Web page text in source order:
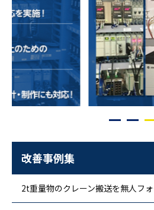
改善事例集
2t重量物のクレーン搬送を無人フ